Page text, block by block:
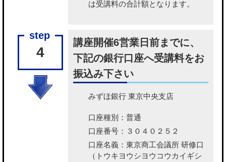
は受講料の合計額となります。
4
講座開催6営業日前までに、
下記の銀行口座へ受講料をお
振込み下さい
みずほ銀行 東京中央支店
口座種別：普通
口座番号：３０４０２５２
口座名義：東京商工会議所 研修口
（トウキヨウシヨウコウカイギシ